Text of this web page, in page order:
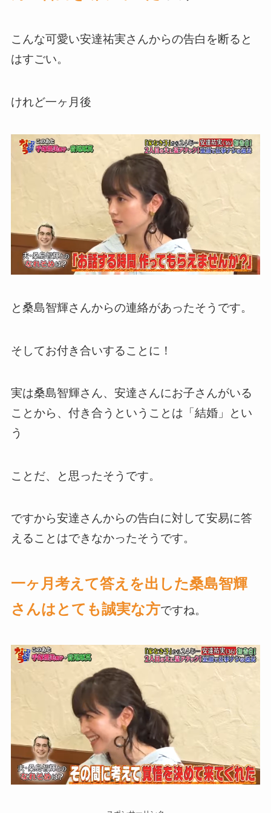
こんな可愛い安達祐実さんからの告白を断ると
はすごい。
けれど一ヶ月後
と桑島智輝さんからの連絡があったそうです。
そしてお付き合いすることに！
実は桑島智輝さん、安達さんにお子さんがいる
ことから、付き合うということは「結婚」とい
う
ことだ、と思ったそうです。
ですから安達さんからの告白に対して安易に答
えることはできなかったそうです。
一ヶ月考えて答えを出した桑島智輝
さんはとても誠実な方ですね。